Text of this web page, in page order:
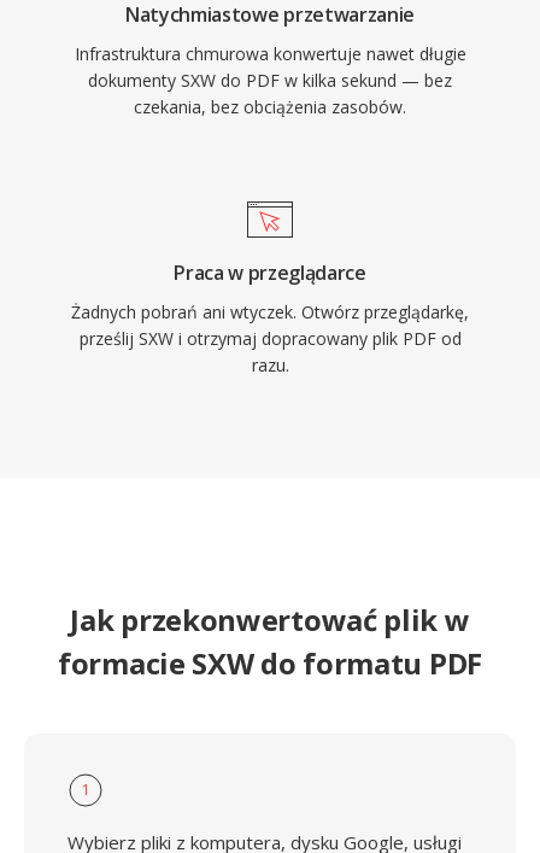
Natychmiastowe przetwarzanie
Infrastruktura chmurowa konwertuje nawet długie
dokumenty SXW do PDF w kilka sekund — bez
czekania, bez obciążenia zasobów.
Praca w przeglądarce
Żadnych pobrań ani wtyczek. Otwórz przeglądarkę,
prześlij SXW i otrzymaj dopracowany plik PDF od
razu.
Jak przekonwertować plik w
formacie SXW do formatu PDF
1
Wybierz pliki z komputera, dysku Google, usługi